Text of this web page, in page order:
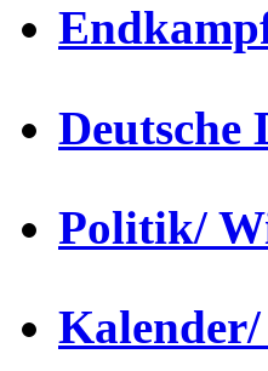
Deutsche
Politik/